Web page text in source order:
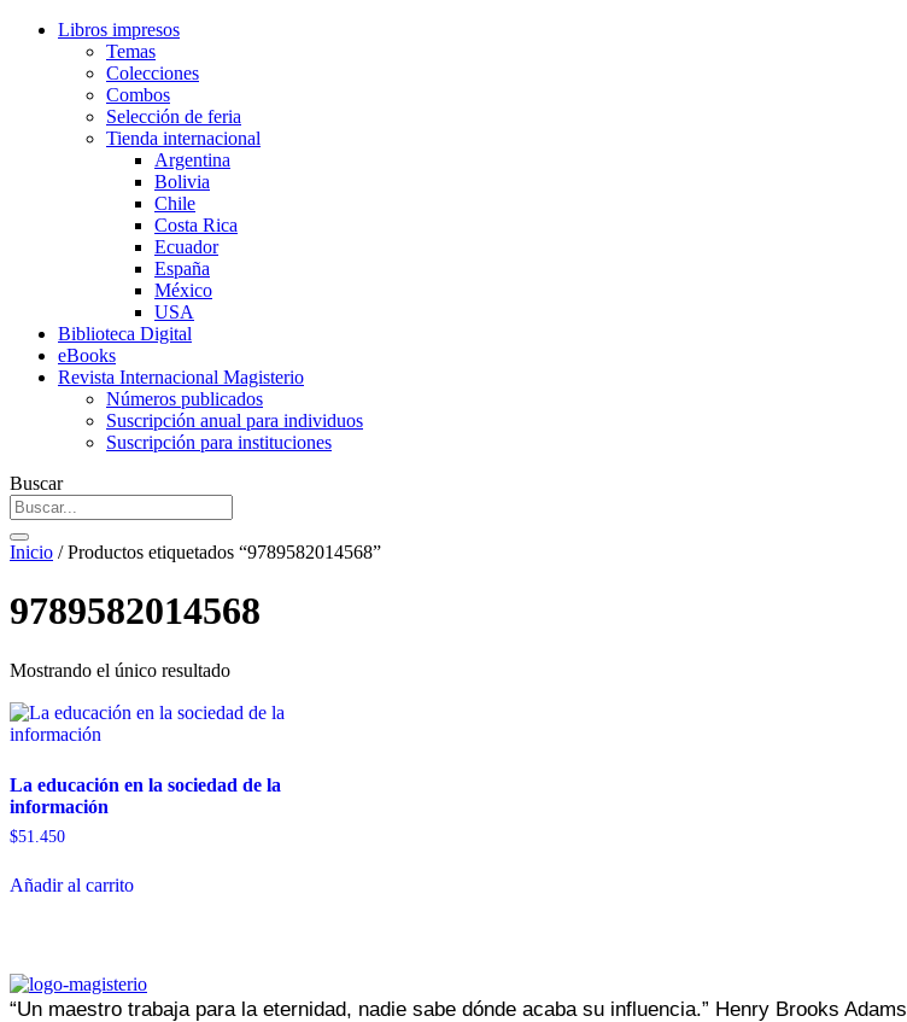
Libros impresos
Temas
Colecciones
Combos
Selección de feria
Tienda internacional
Argentina
Bolivia
Chile
Costa Rica
Ecuador
España
México
USA
Biblioteca Digital
eBooks
Revista Internacional Magisterio
Números publicados
Suscripción anual para individuos
Suscripción para instituciones
Buscar
Inicio / Productos etiquetados “9789582014568”
9789582014568
Mostrando el único resultado
La educación en la sociedad de la
información
$51.450
Añadir al carrito
“Un maestro trabaja para la eternidad, nadie sabe dónde acaba su influencia.” Henry Brooks Adams